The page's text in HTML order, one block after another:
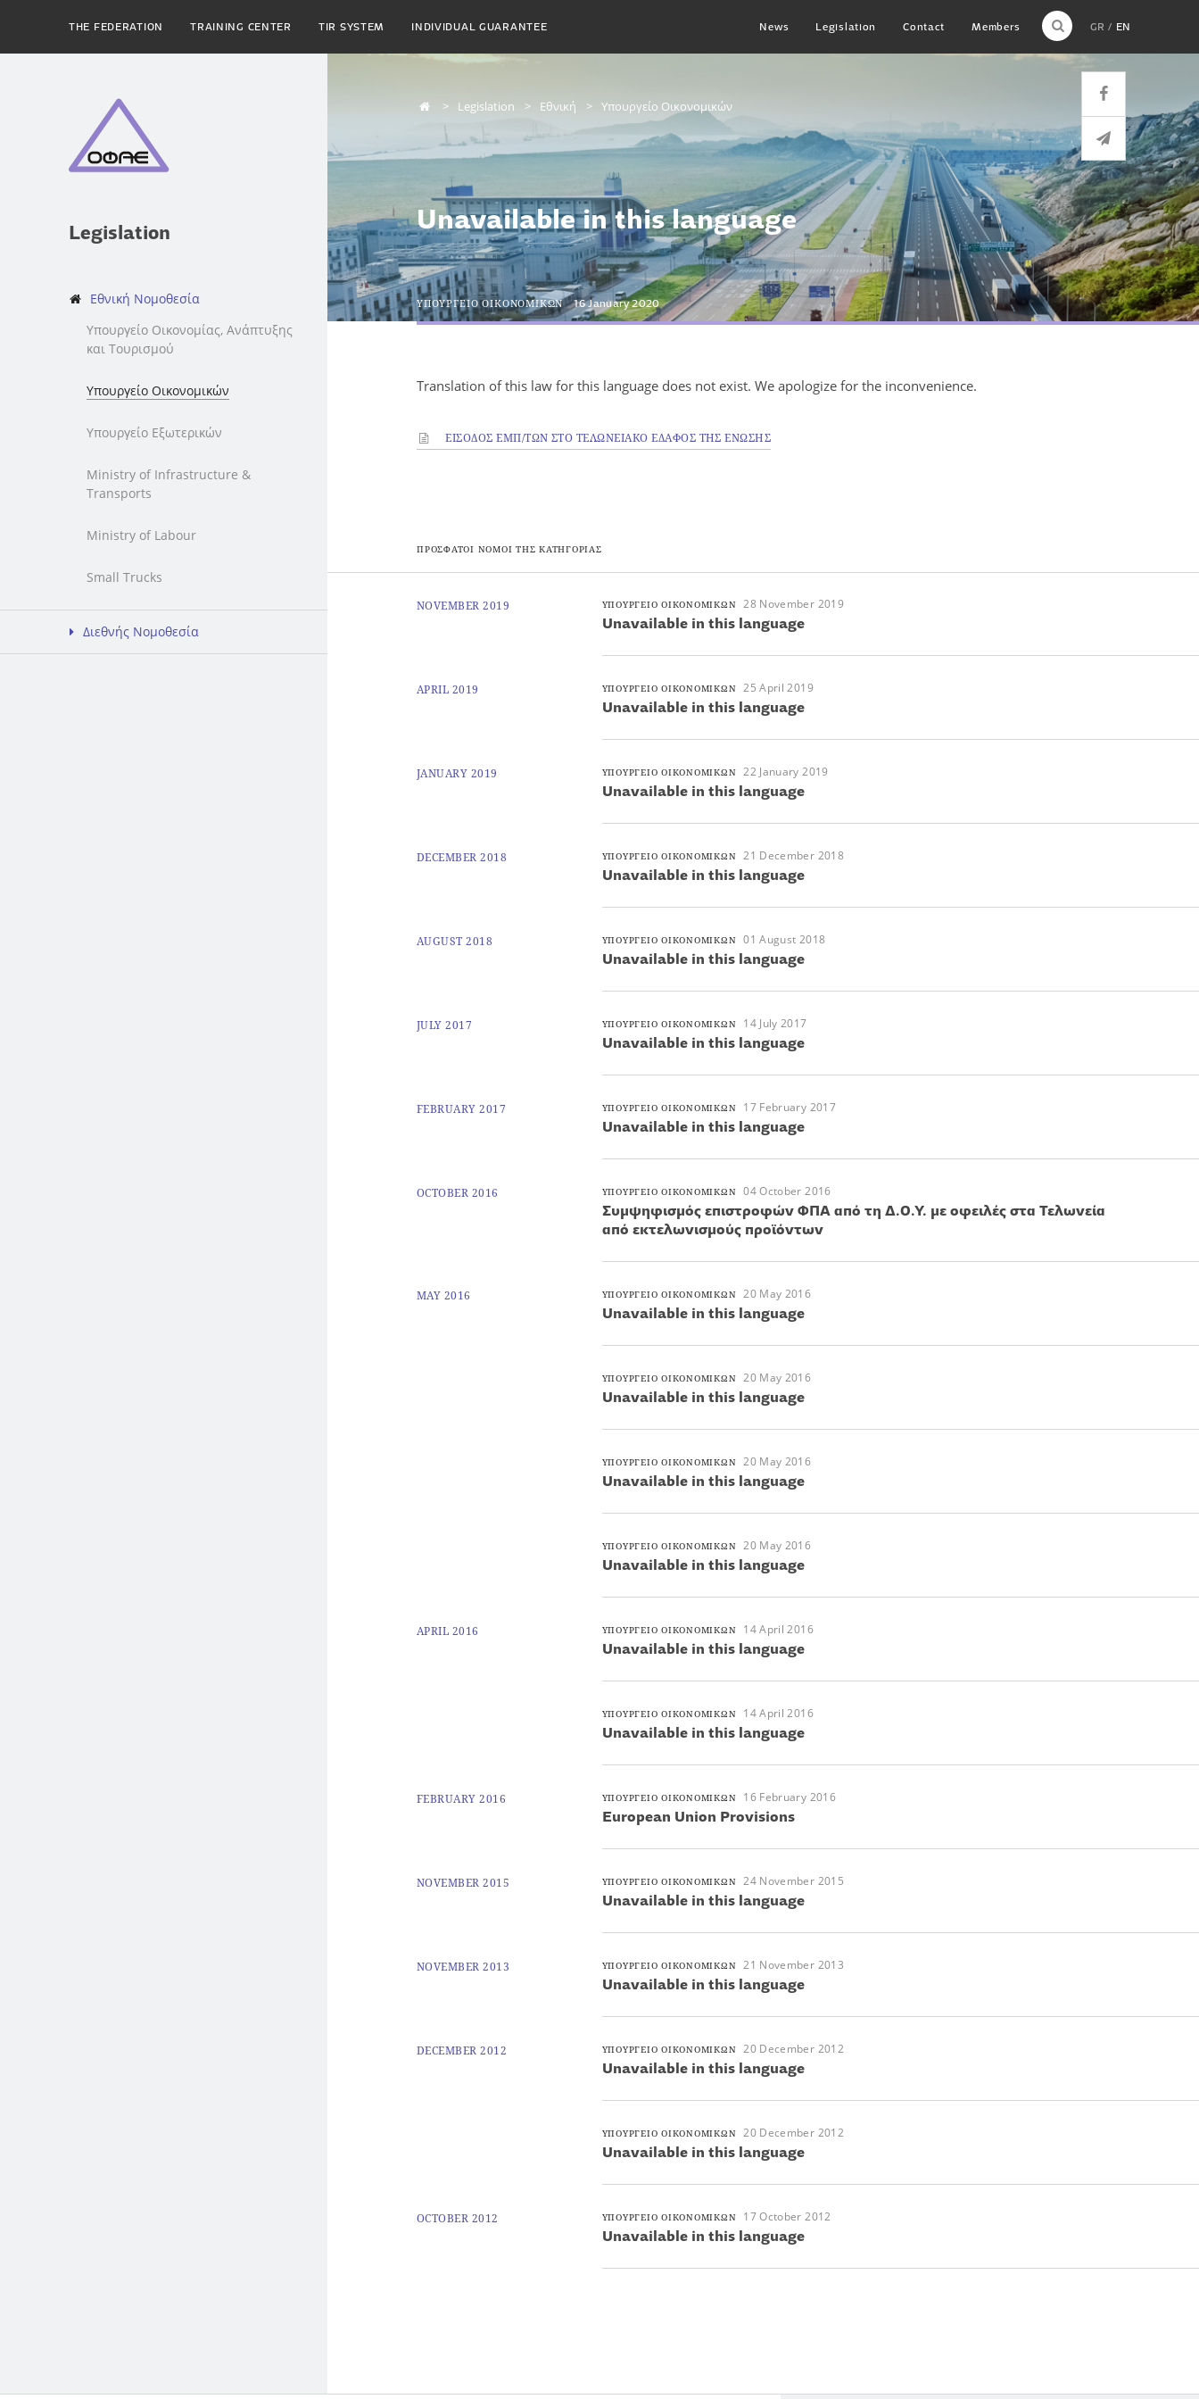
THE FEDERATION TRAINING CENTER TIR SYSTEM INDIVIDUAL GUARANTEE GR EN
News Legislation Contact Members
Legislation
Εθνική Νομοθεσία
Υπουργείο Οικονομίας, Ανάπτυξης
και Τουρισμού
Υπουργείο Οικονομικών
Υπουργείο Εξωτερικών
Ministry of Infrastructure &
Transports
Ministry of Labour
Small Trucks
Διεθνής Νομοθεσία
Legislation Εθνική Υπουργείο Οικονομικών
Unavailable in this language
ΥΠΟΥΡΓΕΙΟ ΟΙΚΟΝΟΜΙΚΩΝ 16 January 2020
Translation of this law for this language does not exist. We apologize for the inconvenience.
ΕΙΣΟΔΟΣ ΕΜΠ/ΤΩΝ ΣΤΟ ΤΕΛΩΝΕΙΑΚΟ ΕΔΑΦΟΣ ΤΗΣ ΕΝΩΣΗΣ
ΠΡΟΣΦΑΤΟΙ ΝΟΜΟΙ ΤΗΣ ΚΑΤΗΓΟΡΙΑΣ
NOVEMBER 2019 ΥΠΟΥΡΓΕΙΟ ΟΙΚΟΝΟΜΙΚΩΝ 28 November 2019
Unavailable in this language
APRIL 2019 ΥΠΟΥΡΓΕΙΟ ΟΙΚΟΝΟΜΙΚΩΝ 25 April 2019
Unavailable in this language
JANUARY 2019 ΥΠΟΥΡΓΕΙΟ ΟΙΚΟΝΟΜΙΚΩΝ 22 January 2019
Unavailable in this language
DECEMBER 2018 ΥΠΟΥΡΓΕΙΟ ΟΙΚΟΝΟΜΙΚΩΝ 21 December 2018
Unavailable in this language
AUGUST 2018 ΥΠΟΥΡΓΕΙΟ ΟΙΚΟΝΟΜΙΚΩΝ 01 August 2018
Unavailable in this language
JULY 2017 ΥΠΟΥΡΓΕΙΟ ΟΙΚΟΝΟΜΙΚΩΝ 14 July 2017
Unavailable in this language
FEBRUARY 2017 ΥΠΟΥΡΓΕΙΟ ΟΙΚΟΝΟΜΙΚΩΝ 17 February 2017
Unavailable in this language
OCTOBER 2016 ΥΠΟΥΡΓΕΙΟ ΟΙΚΟΝΟΜΙΚΩΝ 04 October 2016
Συμψηφισμός επιστροφών ΦΠΑ από τη Δ.Ο.Υ. με οφειλές στα Τελωνεία
από εκτελωνισμούς προϊόντων
MAY 2016 ΥΠΟΥΡΓΕΙΟ ΟΙΚΟΝΟΜΙΚΩΝ 20 May 2016
Unavailable in this language
ΥΠΟΥΡΓΕΙΟ ΟΙΚΟΝΟΜΙΚΩΝ 20 May 2016
Unavailable in this language
ΥΠΟΥΡΓΕΙΟ ΟΙΚΟΝΟΜΙΚΩΝ 20 May 2016
Unavailable in this language
ΥΠΟΥΡΓΕΙΟ ΟΙΚΟΝΟΜΙΚΩΝ 20 May 2016
Unavailable in this language
APRIL 2016 ΥΠΟΥΡΓΕΙΟ ΟΙΚΟΝΟΜΙΚΩΝ 14 April 2016
Unavailable in this language
ΥΠΟΥΡΓΕΙΟ ΟΙΚΟΝΟΜΙΚΩΝ 14 April 2016
Unavailable in this language
FEBRUARY 2016 ΥΠΟΥΡΓΕΙΟ ΟΙΚΟΝΟΜΙΚΩΝ 16 February 2016
European Union Provisions
NOVEMBER 2015 ΥΠΟΥΡΓΕΙΟ ΟΙΚΟΝΟΜΙΚΩΝ 24 November 2015
Unavailable in this language
NOVEMBER 2013 ΥΠΟΥΡΓΕΙΟ ΟΙΚΟΝΟΜΙΚΩΝ 21 November 2013
Unavailable in this language
DECEMBER 2012 ΥΠΟΥΡΓΕΙΟ ΟΙΚΟΝΟΜΙΚΩΝ 20 December 2012
Unavailable in this language
ΥΠΟΥΡΓΕΙΟ ΟΙΚΟΝΟΜΙΚΩΝ 20 December 2012
Unavailable in this language
OCTOBER 2012 ΥΠΟΥΡΓΕΙΟ ΟΙΚΟΝΟΜΙΚΩΝ 17 October 2012
Unavailable in this language